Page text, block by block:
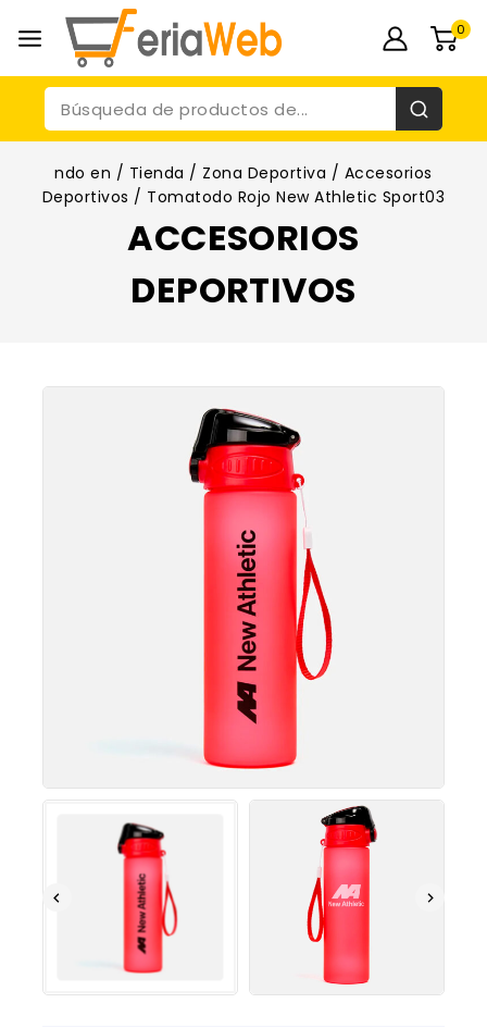
0
ndo en / Tienda / Zona Deportiva / Accesorios
Deportivos / Tomatodo Rojo New Athletic Sport03
ACCESORIOS
DEPORTIVOS